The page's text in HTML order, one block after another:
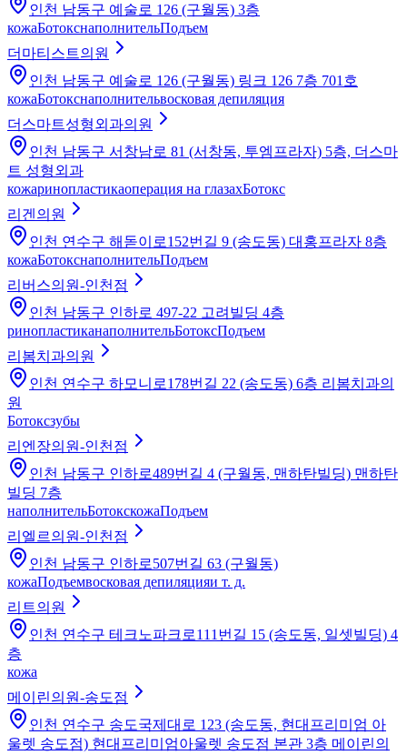
인천 남동구 예술로 126 (구월동) 3층
кожаБотокснаполнительПодъем
더마티스트의원
인천 남동구 예술로 126 (구월동) 링크 126 7층 701호
кожаБотокснаполнительвосковая депиляция
더스마트성형외과의원
인천 남동구 서창남로 81 (서창동, 투엠프라자) 5층, 더스마
트 성형외과
кожаринопластикаоперация на глазахБотокс
리겐의원
인천 연수구 해돋이로152번길 9 (송도동) 대홍프라자 8층
кожаБотокснаполнительПодъем
리버스의원-인천점
인천 남동구 인하로 497-22 고려빌딩 4층
ринопластиканаполнительБотоксПодъем
리봄치과의원
인천 연수구 하모니로178번길 22 (송도동) 6층 리봄치과의
원
Ботоксзубы
리엔장의원-인천점
인천 남동구 인하로489번길 4 (구월동, 맨하탄빌딩) 맨하탄
빌딩 7층
наполнительБотокскожаПодъем
리엘르의원-인천점
인천 남동구 인하로507번길 63 (구월동)
кожаПодъемвосковая депиляцияи т. д.
리트의원
인천 연수구 테크노파크로111번길 15 (송도동, 일셋빌딩) 4
층
кожа
메이린의원-송도점
인천 연수구 송도국제대로 123 (송도동, 현대프리미엄 아
울렛 송도점) 현대프리미엄아울렛 송도점 본관 3층 메이린의